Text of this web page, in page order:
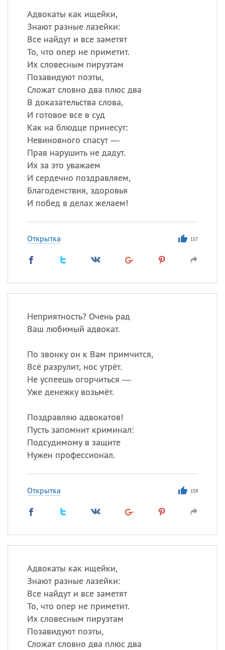
Адвокаты как ищейки,
Знают разные лазейки:
Все найдут и все заметят
То, что опер не приметит.
Их словесным пируэтам
Позавидуют поэты,
Сложат словно два плюс два
В доказательства слова,
И готовое все в суд
Как на блюдце принесут:
Невиновного спасут —
Прав нарушить не дадут.
Их за это уважаем
И сердечно поздравляем,
Благоденствия, здоровья
И побед в делах желаем!
Открытка 157
Неприятность? Очень рад
Ваш любимый адвокат.
По звонку он к Вам примчится,
Всё разрулит, нос утрёт.
Не успеешь огорчиться —
Уже денежку возьмёт.
Поздравляю адвокатов!
Пусть запомнит криминал:
Подсудимому в защите
Нужен профессионал.
Открытка 159
Адвокаты как ищейки,
Знают разные лазейки:
Все найдут и все заметят
То, что опер не приметит.
Их словесным пируэтам
Позавидуют поэты,
Сложат словно два плюс два